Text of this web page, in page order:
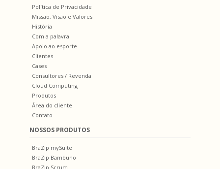
Política de Privacidade
Missão, Visão e Valores
História
Com a palavra
Apoio ao esporte
Clientes
Cases
Consultores / Revenda
Cloud Computing
Produtos
Área do cliente
Contato
NOSSOS PRODUTOS
BraZip mySuite
BraZip Bambuno
BraZip Scrum